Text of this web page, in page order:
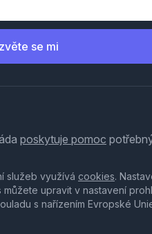
se mi
poskytuje pomoc
služeb využívá cookies.
upravit v nastavení
s nařízením Evropské